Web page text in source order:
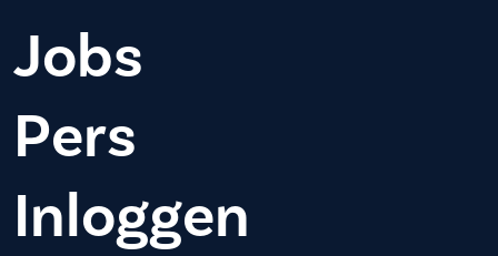
Jobs
Pers
Inloggen